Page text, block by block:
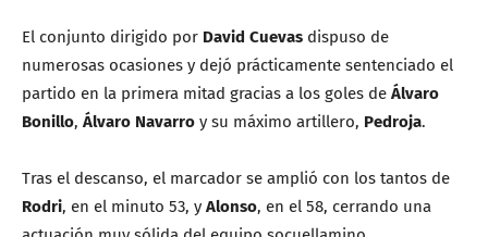
El conjunto dirigido por David Cuevas dispuso de
numerosas ocasiones y dejó prácticamente sentenciado el
partido en la primera mitad gracias a los goles de Álvaro
Bonillo, Álvaro Navarro y su máximo artillero, Pedroja.
Tras el descanso, el marcador se amplió con los tantos de
Rodri, en el minuto 53, y Alonso, en el 58, cerrando una